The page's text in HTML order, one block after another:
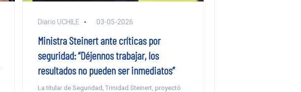
Diario UCHILE 03-05-2026
Ministra Steinert ante críticas por
seguridad: “Déjennos trabajar, los
resultados no pueden ser inmediatos”
La titular de Seguridad, Trinidad Steinert, proyectó